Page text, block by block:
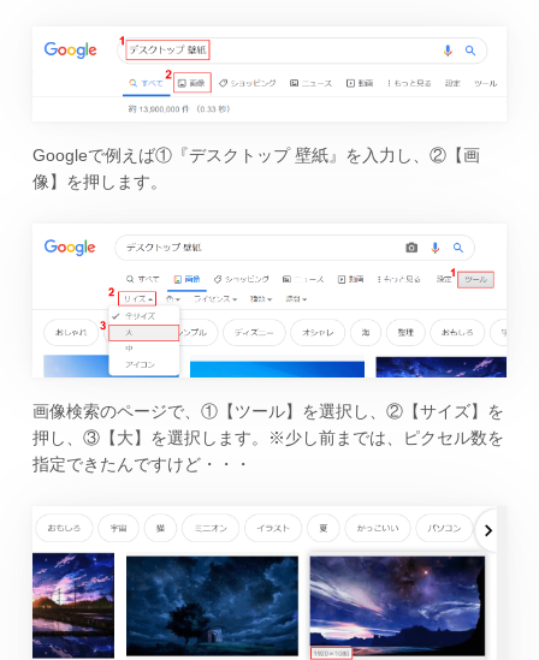
Googleで例えば①『デスクトップ 壁紙』を入力し、②【画
像】を押します。
画像検索のページで、①【ツール】を選択し、②【サイズ】を
押し、③【大】を選択します。※少し前までは、ピクセル数を
指定できたんですけど・・・